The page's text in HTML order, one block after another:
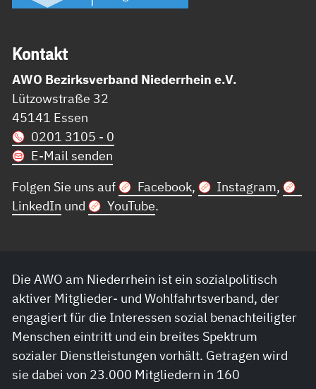
Kon­takt
AWO Bezirksverband Niederrhein e.V.
Lützowstraße 32
45141 Essen
0201 3105 - 0
E-Mail senden
Folgen Sie uns auf
Facebook, Instagram,
LinkedIn und YouTube.
Die AWO am Niederrhein ist ein sozialpolitisch
aktiver Mitglieder- und Wohlfahrtsverband, der
engagiert für die Interessen sozial benachteiligter
Menschen eintritt und ein breites Spektrum
sozialer Dienstleistungen vorhält. Getragen wird
sie dabei von 23.000 Mitgliedern in 160